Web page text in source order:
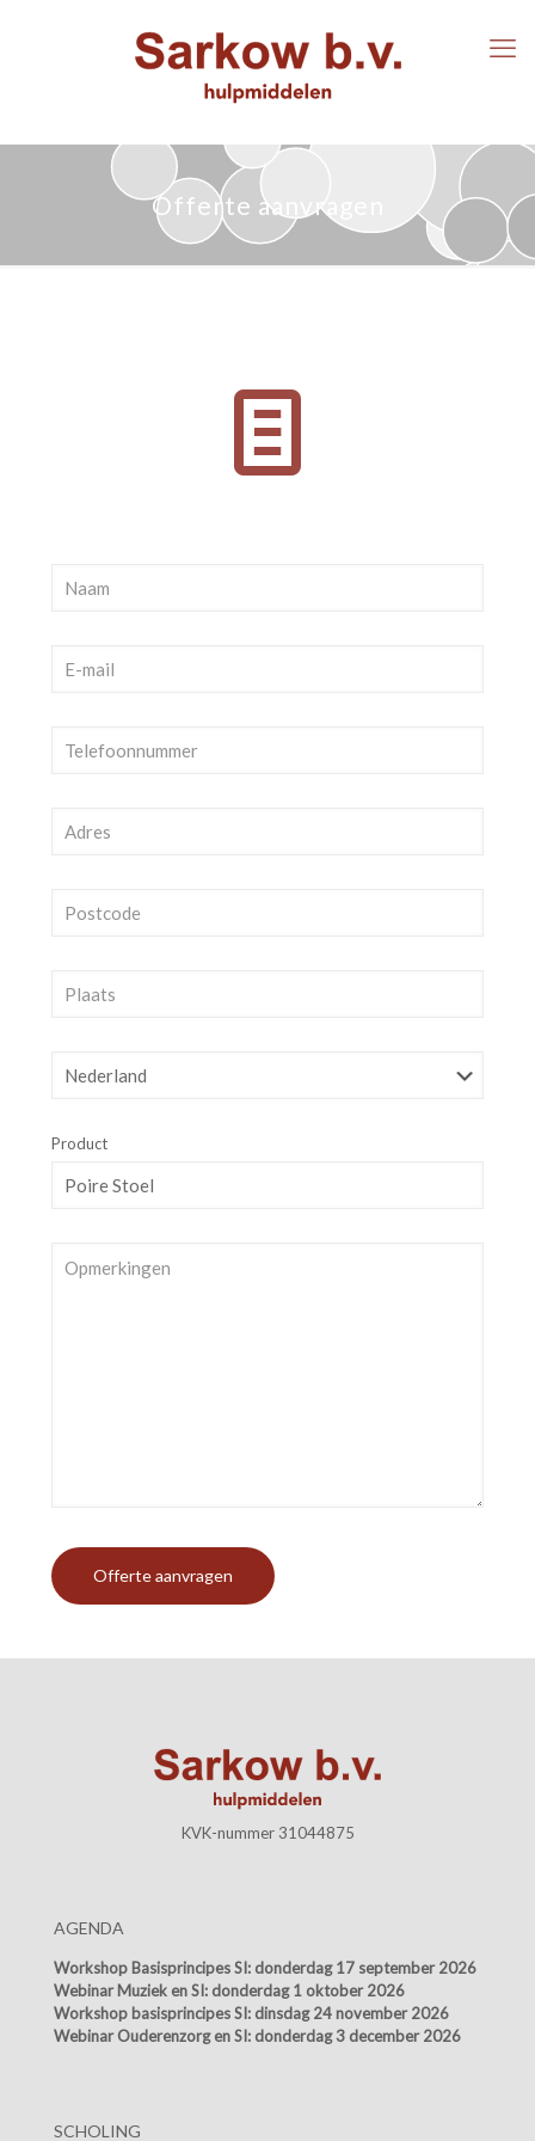
Offerte aanvragen
Product
KVK-nummer 31044875
AGENDA
Workshop Basisprincipes SI: donderdag 17 september 2026
Webinar Muziek en SI: donderdag 1 oktober 2026
Workshop basisprincipes SI: dinsdag 24 november 2026
Webinar Ouderenzorg en SI: donderdag 3 december 2026
SCHOLING